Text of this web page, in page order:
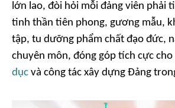
lớn lao, đòi hỏi mỗi đảng viên phải
tinh thần tiên phong, gương mẫu,
tập, tu dưỡng phẩm chất đạo đức,
chuyên môn, đóng góp tích cực cho
dục và công tác xây dựng Đảng